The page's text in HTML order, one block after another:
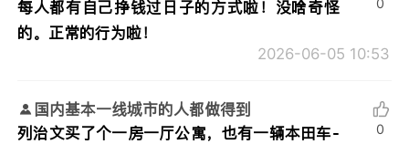
每人都有自己挣钱过日子的方式啦！没啥奇怪
的。正常的行为啦！
2026-06-05 10:53
0
国内基本一线城市的人都做得到
列治文买了个一房一厅公寓，也有一辆本田车-
0